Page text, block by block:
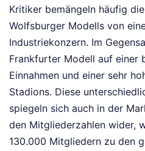
Kritiker bemängeln häufig
Wolfsburger Modells von
Industriekonzern. Im
Frankfurter Modell auf einer
Einnahmen und einer sehr
Stadions. Diese
spiegeln sich auch in der
den Mitgliederzahlen wider,
130.000 Mitgliedern zu den